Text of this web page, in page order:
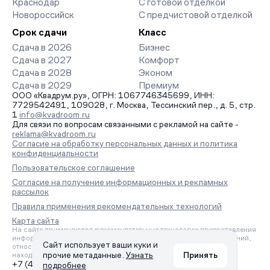
Краснодар
Новороссийск
С готовой отделкой
С предчистовой отделкой
Срок сдачи
Сдача в 2026
Сдача в 2027
Сдача в 2028
Сдача в 2029
Класс
Бизнес
Комфорт
Эконом
Премиум
ООО «Квадрум.ру», ОГРН: 1067746345699, ИНН:
7729542491, 109028, г. Москва, Тессинский пер., д. 5, стр.
1 info@kvadroom.ru
Для связи по вопросам связанными с рекламой на сайте -
reklama@kvadroom.ru
Согласие на обработку персональных данных и политика
конфиденциальности
Пользовательское соглашение
Согласие на получение информационных и рекламных
рассылок
Правила применения рекомендательных технологий
Карта сайта
На сайте применяются рекомендательные технологии предоставления
информации на основе сбора, систематизации и анализа сведений,
относящихся к предпочтениям пользователей сети «Интернет»,
находящихся на территории Российской Федерации.
+7 (495) 157-88-80
Сайт использует ваши куки и
прочие метаданные. Узнать
подробнее
Принять